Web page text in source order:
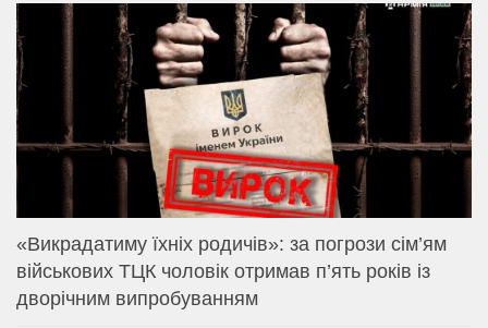
«Викрадатиму їхніх родичів»: за погрози сім’ям
військових ТЦК чоловік отримав п’ять років із
дворічним випробуванням